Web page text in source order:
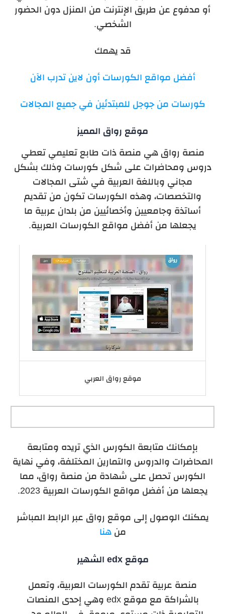
أو مدفوع عن طريق الإنترنت من المنزل دون الحضور
الشخصي.
قد يهمك
أفضل مواقع الكورسات أون لاين تدرب الآن
كورسات من جوجل للمبتدئين في جميع المجالات
موقع رواق المميز
منصة رواق هي منصة ذات طابع تعليمي تعطي
دروس ومحاضرات على شكل كورسات وذلك بشكل
مجاني وباللغة العربية في شتى المجالات
والتخصصات، وهذه الكورسات تكون من تقديم
أساتذة وجامعيين وأخصائيين من بلدان عربية ما
يجعلها من أفضل مواقع الكورسات العربية.
موقع رواق العربي
بإمكانك متابعة الكورس الذي تريده ومتابعة
المحاضرات والدروس والتمارين المختلفة، وفي نهاية
الكورس تحصل على شهادة من منصة رواق، مما
يجعلها من أفضل مواقع الكورسات العربية 2023.
يمكنك الوصول إلى موقع رواق عبر الرابط المباشر
منهنا
موقع edx الشهير
منصة عربية تقدم الكورسات العربية، وتعمل
بالشراكة مع موقع edx وهي إحدى المنصات